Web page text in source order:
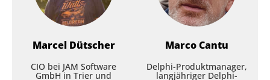
Marcel Dütscher
CIO bei JAM Software
GmbH in Trier und
Marco Cantu
Delphi-Produktmanager,
langjähriger Delphi-